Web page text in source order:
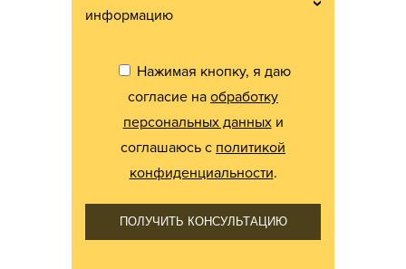
информацию
Нажимая кнопку, я даю
согласие на обработку
персональных данныхи
соглашаюсь с политикой
конфиденциальности.
ПОЛУЧИТЬ КОНСУЛЬТАЦИЮ